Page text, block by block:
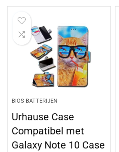
BIOS BATTERIJEN
Urhause Case
Compatibel met
Galaxy Note 10 Case